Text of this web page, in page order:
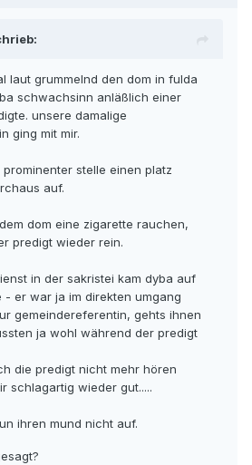
laut grummelnd den dom in fulda
schwachsinn anläßlich einer
unsere damalige
ging mit mir.
stelle einen platz
auf.
dom eine zigarette rauchen,
predigt wieder rein.
in der sakristei kam dyba auf
- er war ja im direkten umgang
gemeindereferentin, gehts ihnen
ja wohl während der predigt
die predigt nicht mehr hören
schlagartig wieder gut.....
ihren mund nicht auf.